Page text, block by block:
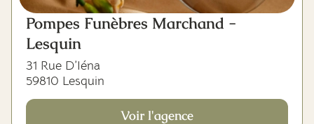
Pompes Funèbres Marchand -
Lesquin
31 Rue D’Iéna
59810 Lesquin
Voir l'agence